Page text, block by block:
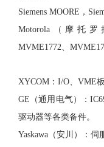
Siemens MOORE，
Motorola（摩托罗
MVME1772、
XYCOM：I/O、VME
GE（通用电气）：
驱动器等各类备件。
Yaskawa（安川）：伺